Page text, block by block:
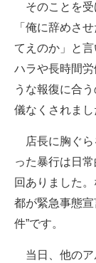
そのことを受
「俺に辞めさ
てえのか」と
ハラや長時間
うな報復に合
儀なくされまし
店長に胸ぐら
った暴行は日
回ありました
都が緊急事態
件”です。
当日、他のア